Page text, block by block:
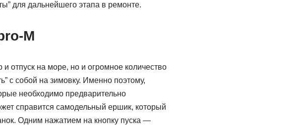
для дальнейшего этапа в ремонте.
M
отпуск на море, но и огромное количество
с собой на зимовку. Именно поэтому,
необходимо предварительно
справится самодельный ершик, который
Одним нажатием на кнопку пуска —